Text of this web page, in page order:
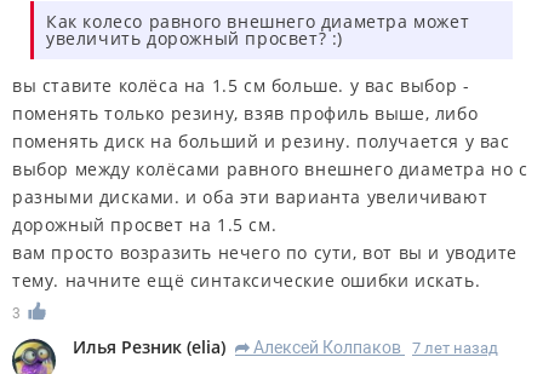
Как колесо равного внешнего диаметра может
увеличить дорожный просвет? :)
вы ставите колёса на 1.5 см больше. у вас выбор -
поменять только резину, взяв профиль выше, либо
поменять диск на больший и резину. получается у вас
выбор между колёсами равного внешнего диаметра но с
разными дисками. и оба эти варианта увеличивают
дорожный просвет на 1.5 см.
вам просто возразить нечего по сути, вот вы и уводите
тему. начните ещё синтаксические ошибки искать.
3
Илья Резник (elia) R Алексей Колпаков 7 лет назад